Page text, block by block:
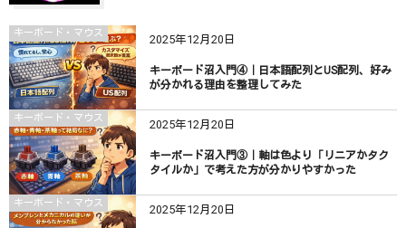
キーボード・マウス 2025年12月20日
キーボード沼入門④｜日本語配列とUS配列、好み
が分かれる理由を整理してみた
キーボード・マウス 2025年12月20日
キーボード沼入門③｜軸は色より「リニアかタク
タイルか」で考えた方が分かりやすかった
キーボード・マウス 2025年12月20日